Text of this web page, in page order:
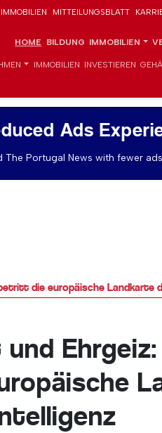
IMMOBILIEN MITTEILUNGSBLATT
HOME BILDUNG IMMOBILIEN
IMMOBILIEN INVESTIEREN
Ads
The Portugal News with fewer
die europäische Landkarte